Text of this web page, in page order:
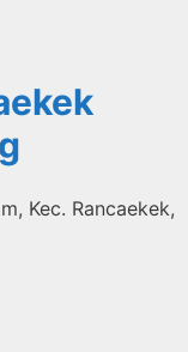
Kec. Rancaekek,